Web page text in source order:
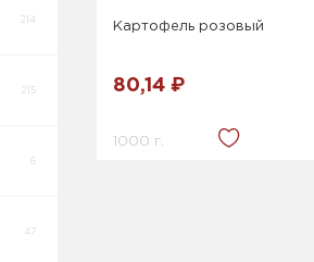
214
215
6
47
Картофель розовый
80,14 ₽
1000 г.